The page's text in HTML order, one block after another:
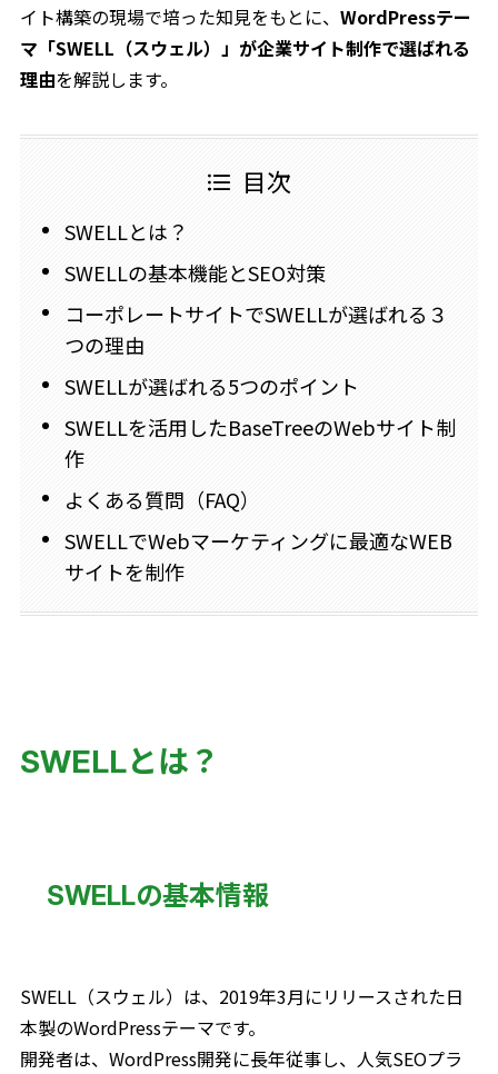
イト構築の現場で培った知見をもとに、 WordPressテー
マ「SWELL（スウェル）」が企業サイト制作で選ばれる
理由を解説します。
目次
SWELLとは？
SWELLの基本機能とSEO対策
コーポレートサイトでSWELLが選ばれる３
つの理由
SWELLが選ばれる5つのポイント
SWELLを活用したBaseTreeのWebサイト制
作
よくある質問（FAQ）
SWELLでWebマーケティングに最適なWEB
サイトを制作
SWELLとは？
SWELLの基本情報
SWELL（スウェル）は、2019年3月にリリースされた日
本製のWordPressテーマです。
開発者は、WordPress開発に長年従事し、人気SEOプラ